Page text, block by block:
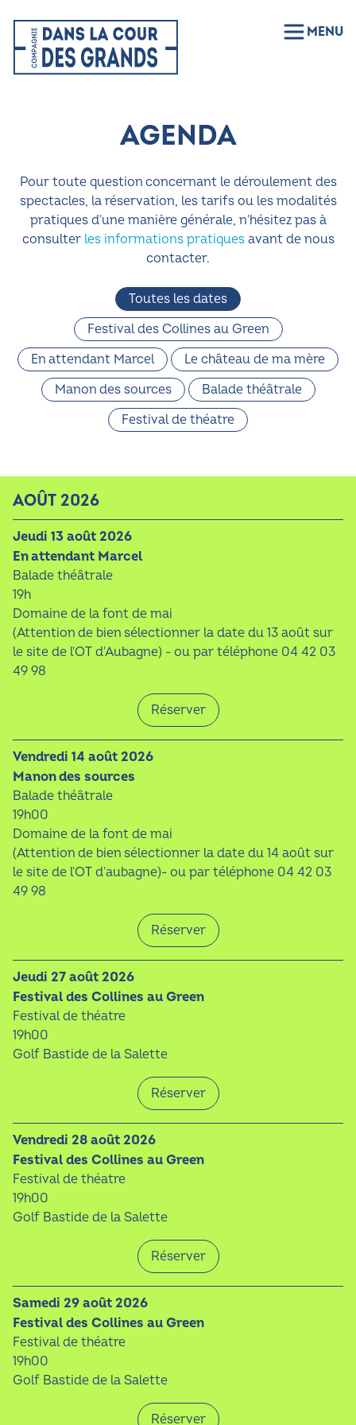
MENU
AGENDA
Pour toute question concernant le déroulement des
spectacles, la réservation, les tarifs ou les modalités
pratiques d'une manière générale, n'hésitez pas à
consulter les informations pratiquesavant de nous
contacter.
Toutes les dates
Festival des Collines au Green
En attendant Marcel
Le château de ma mère
Manon des sources
Balade théâtrale
Festival de théatre
AOÛT 2026
jeudi 13 août 2026
En attendant Marcel
Balade théâtrale
19h
Domaine de la font de mai
(Attention de bien sélectionner la date du 13 août sur
le site de l'OT d'Aubagne) - ou par téléphone 04 42 03
49 98
Réserver
vendredi 14 août 2026
Manon des sources
Balade théâtrale
19h00
Domaine de la font de mai
(Attention de bien sélectionner la date du 14 août sur
le site de l'OT d'aubagne)- ou par téléphone 04 42 03
49 98
Réserver
jeudi 27 août 2026
Festival des Collines au Green
Festival de théatre
19h00
Golf Bastide de la Salette
Réserver
vendredi 28 août 2026
Festival des Collines au Green
Festival de théatre
19h00
Golf Bastide de la Salette
Réserver
samedi 29 août 2026
Festival des Collines au Green
Festival de théatre
19h00
Golf Bastide de la Salette
Réserver